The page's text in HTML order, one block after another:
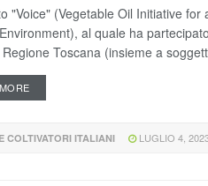
"Voice" (Vegetable Oil Initiative for
al quale ha partecipato
Toscana (insieme a
COLTIVATORI ITALIANI LUGLIO 4,